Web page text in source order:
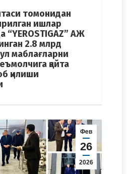
томонидан
ишлар
“YEROSTIGAZ” АЖ
2.8 млрд
маблағларни
қайта
қилиши
Фев
26
2026